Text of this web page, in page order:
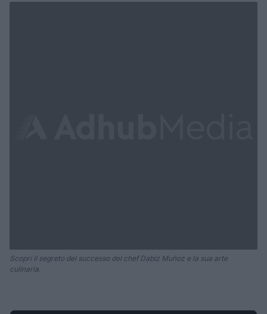
Scopri il segreto del successo del chef Dabiz Muñoz e la sua arte
culinaria.